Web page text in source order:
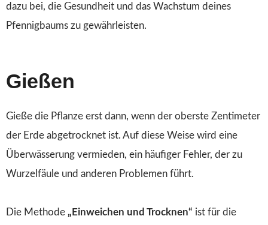
dazu bei, die Gesundheit und das Wachstum deines
Pfennigbaums zu gewährleisten.
Gießen
Gieße die Pflanze erst dann, wenn der oberste Zentimeter
der Erde abgetrocknet ist. Auf diese Weise wird eine
Überwässerung vermieden, ein häufiger Fehler, der zu
Wurzelfäule und anderen Problemen führt.
Die Methode „Einweichen und Trocknen“ ist für die